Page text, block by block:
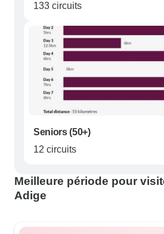
133 circuits
Seniors (50+)
12 circuits
Meilleure période pour
Adige